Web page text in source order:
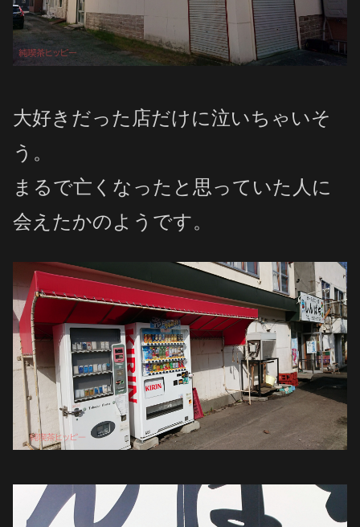
大好きだった店だけに泣いちゃいそ
う。
まるで亡くなったと思っていた人に
会えたかのようです。